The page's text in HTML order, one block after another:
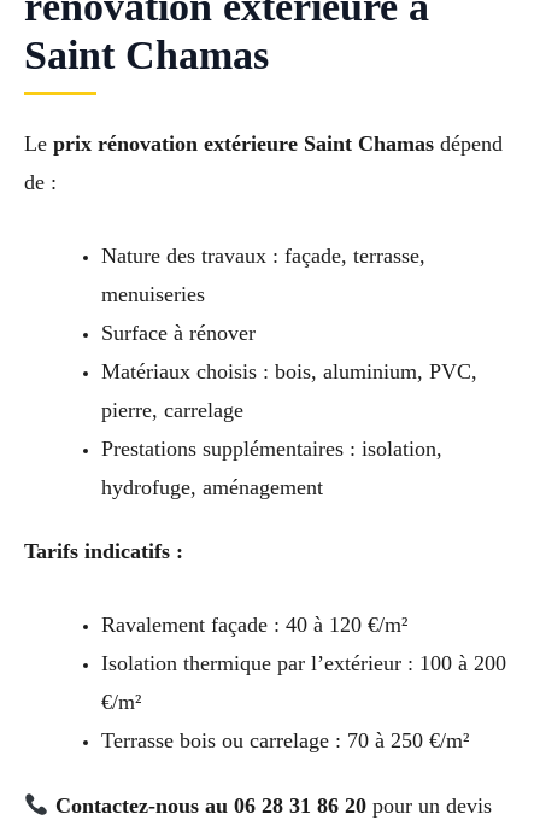
Saint Chamas
Le prix rénovation extérieure Saint Chamas dépend
de :
Nature des travaux : façade, terrasse,
menuiseries
Surface à rénover
Matériaux choisis : bois, aluminium, PVC,
pierre, carrelage
Prestations supplémentaires : isolation,
hydrofuge, aménagement
Tarifs indicatifs :
Ravalement façade : 40 à 120 €/m²
Isolation thermique par l’extérieur : 100 à 200
€/m²
Terrasse bois ou carrelage : 70 à 250 €/m²
Contactez-nous au 06 28 31 86 20pour un devis